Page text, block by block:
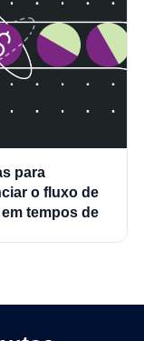
para
o fluxo de
tempos de